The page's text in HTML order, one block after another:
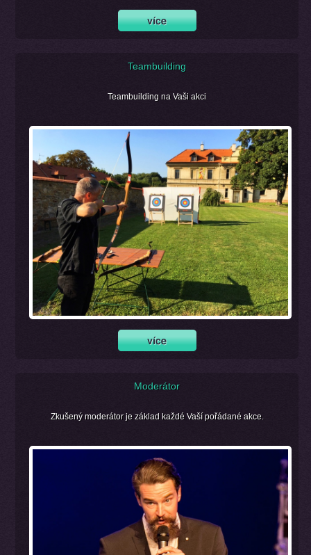
Teambuilding
Teambuilding na Vaši akci
Moderátor
Zkušený moderátor je základ každé Vaší pořádané akce.